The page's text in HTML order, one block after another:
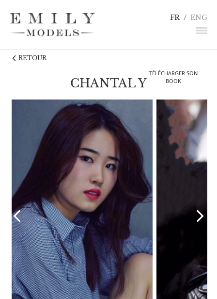
FR / ENG
NEWS
LINGERIE / DÉTAILS
INFLUENCEURS
CANDIDATURE
CONTACT
CHANTAL Y
RETOUR
TÉLÉCHARGER SON
BOOK